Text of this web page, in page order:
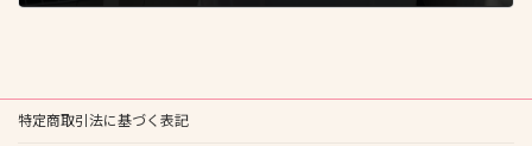
特定商取引法に基づく表記